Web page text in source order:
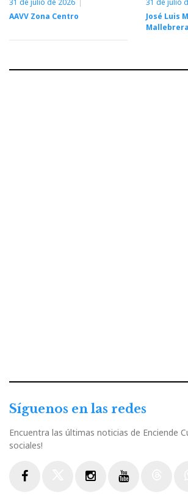
31 de julio de 2026
AAVV Zona Centro
31 de julio
José Luis
Mallebrera
Síguenos en las redes
Encuentra las últimas noticias de Enciende
sociales!